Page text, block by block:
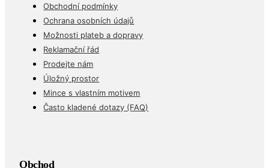
Obchodní podmínky
Ochrana osobních údajů
Možnosti plateb a dopravy
Reklamační řád
Prodejte nám
Úložný prostor
Mince s vlastním motivem
Často kladené dotazy (FAQ)
Obchod